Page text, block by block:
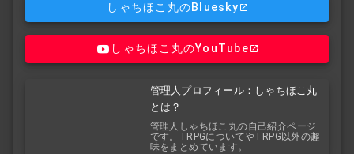
しゃちほこ丸のBluesky
しゃちほこ丸のYouTube
管理人プロフィール：しゃちほこ丸
とは？
管理人しゃちほこ丸の自己紹介ページ
です。TRPGについてやTRPG以外の趣
味をまとめています。